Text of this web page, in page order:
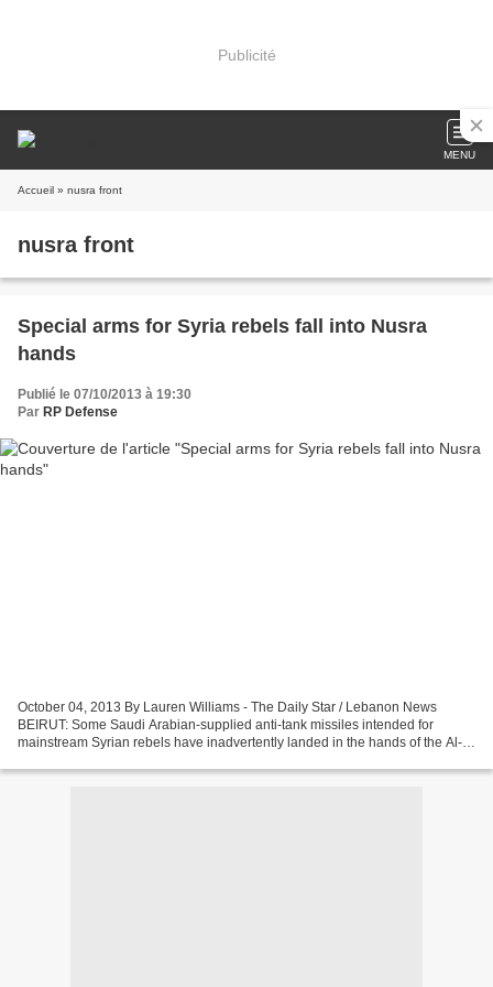
Publicité
MENU
Accueil » nusra front
nusra front
Special arms for Syria rebels fall into Nusra
hands
Publié le 07/10/2013 à 19:30
Par RP Defense
October 04, 2013 By Lauren Williams - The Daily Star / Lebanon News
BEIRUT: Some Saudi Arabian-supplied anti-tank missiles intended for
mainstream Syrian rebels have inadvertently landed in the hands of the Al-